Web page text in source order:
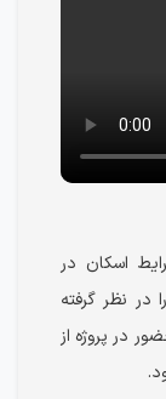
اسکان در
در نظر گرفته
در پروژه از